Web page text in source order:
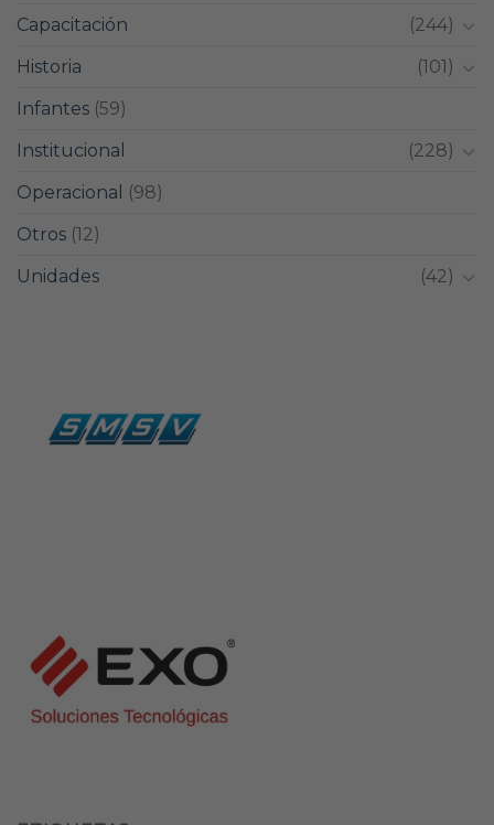
Capacitación
(244)
Historia
(101)
Infantes (59)
Institucional
(228)
Operacional
(98)
Otros (12)
Unidades
(42)